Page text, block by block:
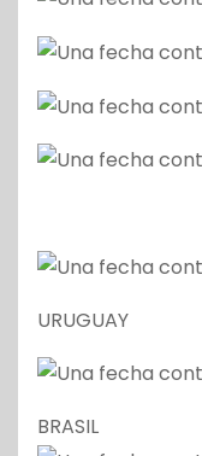
URUGUAY
BRASIL